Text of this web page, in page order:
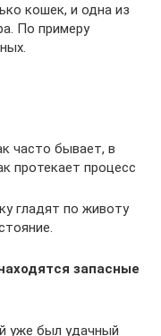
кошек, и одна из
По примеру
часто бывает, в
протекает процесс
гладят по животу
запасные
уже был удачный